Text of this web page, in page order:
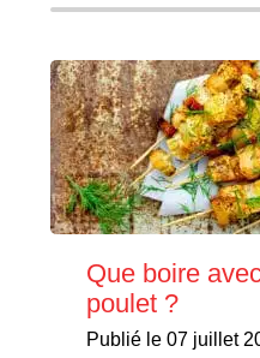
Que boire
poulet ?
Publié le 07 juillet